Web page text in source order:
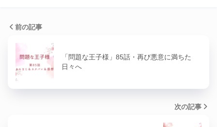
前の記事
「問題な王子様」85話・再び悪意に満ちた
日々へ
次の記事